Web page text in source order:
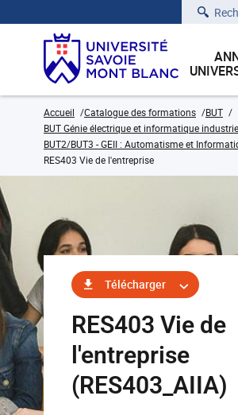
Accueil Catalogue des formations
BUT
BUT Génie électrique et informatique
BUT2/BUT3 - GEII : Automatisme et
RES403 Vie de l'entreprise
Télécharger
RES403 Vie de
l'entreprise
(RES403_AIIA)